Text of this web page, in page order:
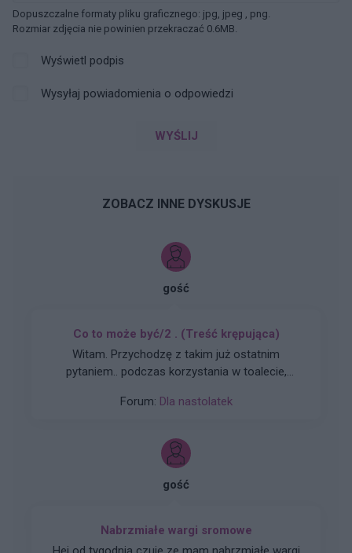
Dopuszczalne formaty pliku graficznego: jpg, jpeg , png.
Rozmiar zdjęcia nie powinien przekraczać 0.6MB.
Wyświetl podpis
Wysyłaj powiadomienia o odpowiedzi
WYŚLIJ
ZOBACZ INNE DYSKUSJE
gość
Co to może być/2 . (Treść krępująca)
Witam. Przychodzę z takim już ostatnim
pytaniem.. podczas korzystania w toalecie,
ból (ostry , kłujący , bardziej w środku odbytu).
może być ?? . Liczę na pozytywne komentarze ,
z góry dzięki. Czasami mogę nie odpisywać ,
Forum: Dla nastolatek
gość
Nabrzmiałe wargi sromowe